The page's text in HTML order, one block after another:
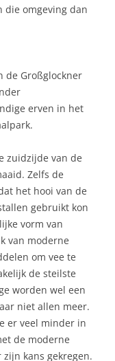
die omgeving dan
de Großglockner
erven in het
zuidzijde van de
Zelfs de
het hooi van de
gebruikt kon
vorm van
van moderne
om vee te
de steilste
worden wel een
niet allen meer.
er veel minder in
de moderne
kans gekregen.